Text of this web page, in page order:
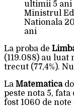
Ministrul
Nationala
ani
La proba de
(119.088) au luat
trecut (77,4%).
La Matematica
peste nota 5, fata
fost 1060 de note